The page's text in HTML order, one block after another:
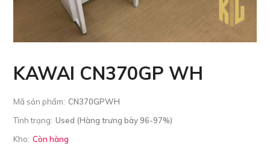
KAWAI CN370GP WH
Mã sản phẩm: CN370GPWH
Tình trạng: Used (Hàng trưng bày 96-97%)
Kho: Còn hàng